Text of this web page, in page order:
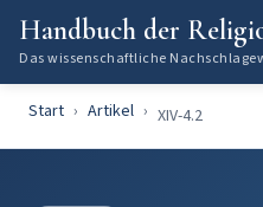
Handbuch der
Das wissenschaftliche
Start Artikel XIV-4.2